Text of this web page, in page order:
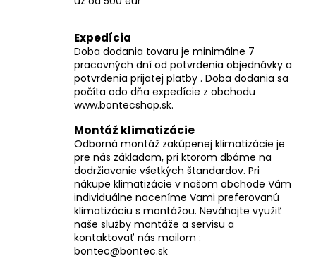
u
Expedícia
Doba dodania tovaru je minimálne 7
pracovných dní od potvrdenia objednávky a
potvrdenia prijatej platby . Doba dodania sa
počíta odo dňa expedície z obchodu
www.bontecshop.sk.
Montáž klimatizácie
Odborná montáž zakúpenej klimatizácie je
pre nás základom, pri ktorom dbáme na
dodržiavanie všetkých štandardov. Pri
nákupe klimatizácie v našom obchode Vám
individuálne naceníme Vami preferovanú
klimatizáciu s montážou. Neváhajte využiť
naše služby montáže a servisu a
kontaktovať nás mailom :
bontec@bontec.sk